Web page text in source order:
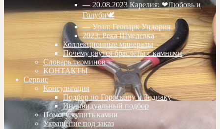
— 20.08.2023 Карелия: ❤Любовь и
Голуби🕊
— Урал: Геопарк Ундория
2023: Река Шмелевка
Коллекционные минералы
Почему рвутся браслеты с камнями
Словарь терминов
КОНТАКТЫ
Сервис
Консультация
Подбор по Гороскопу и Зодиаку
Индивидуальный подбор
Помогу купить камни
Украшение под заказ